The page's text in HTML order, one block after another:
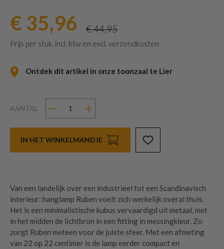
€ 35,96 € 44,95
Prijs per stuk, incl. btw en excl. verzendkosten
Ontdek dit artikel in onze toonzaal te Lier
AANTAL
IN HET WINKELMANDJE
Van een landelijk over een industrieel tot een Scandinavisch
interieur: hanglamp Ruben voelt zich werkelijk overal thuis.
Het is een minimalistische kubus vervaardigd uit metaal, met
in het midden de lichtbron in een fitting in messingkleur. Zo
zorgt Ruben meteen voor de juiste sfeer. Met een afmeting
van 22 op 22 centimer is de lamp eerder compact en